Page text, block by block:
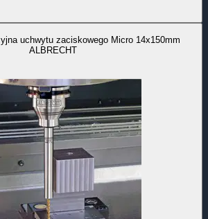
uchwytu zaciskowego Micro 14x150mm
ALBRECHT